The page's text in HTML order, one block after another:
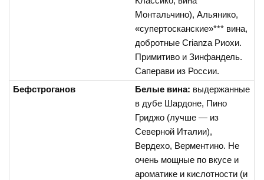
Монтальчино), Альянико,
«супертосканские»*** вина,
добротные Crianza Риохи.
Примитиво и Зинфандель.
Саперави из России.
Бефстроганов
Белые вина: выдержанные
в дубе Шардоне, Пино
Гриджо (лучше — из
Северной Италии),
Вердехо, Верментино. Не
очень мощные по вкусе и
ароматике и кислотности (и